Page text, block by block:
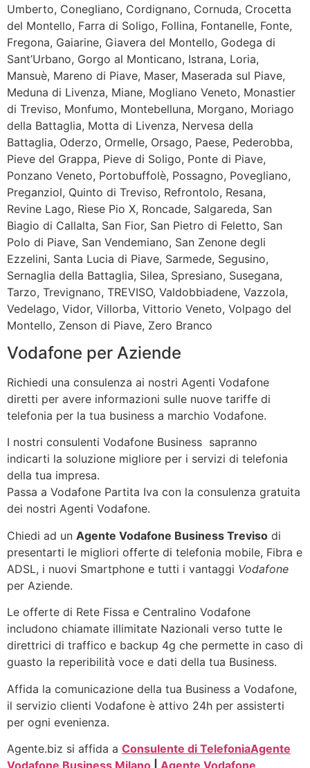
Umberto, Conegliano, Cordignano, Cornuda, Crocetta
del Montello, Farra di Soligo, Follina, Fontanelle, Fonte,
Fregona, Gaiarine, Giavera del Montello, Godega di
Sant’Urbano, Gorgo al Monticano, Istrana, Loria,
Mansuè, Mareno di Piave, Maser, Maserada sul Piave,
Meduna di Livenza, Miane, Mogliano Veneto, Monastier
di Treviso, Monfumo, Montebelluna, Morgano, Moriago
della Battaglia, Motta di Livenza, Nervesa della
Battaglia, Oderzo, Ormelle, Orsago, Paese, Pederobba,
Pieve del Grappa, Pieve di Soligo, Ponte di Piave,
Ponzano Veneto, Portobuffolè, Possagno, Povegliano,
Preganziol, Quinto di Treviso, Refrontolo, Resana,
Revine Lago, Riese Pio X, Roncade, Salgareda, San
Biagio di Callalta, San Fior, San Pietro di Feletto, San
Polo di Piave, San Vendemiano, San Zenone degli
Ezzelini, Santa Lucia di Piave, Sarmede, Segusino,
Sernaglia della Battaglia, Silea, Spresiano, Susegana,
Tarzo, Trevignano, TREVISO, Valdobbiadene, Vazzola,
Vedelago, Vidor, Villorba, Vittorio Veneto, Volpago del
Montello, Zenson di Piave, Zero Branco
Vodafone per Aziende
Richiedi una consulenza ai nostri Agenti Vodafone
diretti per avere informazioni sulle nuove tariffe di
telefonia per la tua business a marchio Vodafone.
I nostri consulenti Vodafone Business sapranno
indicarti la soluzione migliore per i servizi di telefonia
della tua impresa.
Passa a Vodafone Partita Iva con la consulenza gratuita
dei nostri Agenti Vodafone.
Chiedi ad un Agente Vodafone Business Treviso di
presentarti le migliori offerte di telefonia mobile, Fibra e
ADSL, i nuovi Smartphone e tutti i vantaggi Vodafone
per Aziende.
Le offerte di Rete Fissa e Centralino Vodafone
includono chiamate illimitate Nazionali verso tutte le
direttrici di traffico e backup 4g che permette in caso di
guasto la reperibilità voce e dati della tua Business.
Affida la comunicazione della tua Business a Vodafone,
il servizio clienti Vodafone è attivo 24h per assisterti
per ogni evenienza.
Agente.biz si affida a Consulente di TelefoniaAgente
Vodafone Business Milano
Agente Vodafone